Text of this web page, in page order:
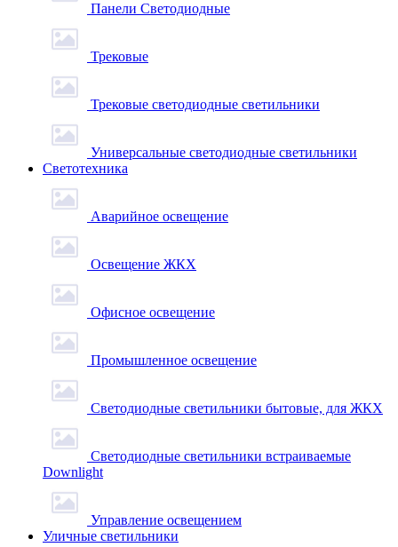
Панели Светодиодные
Трековые
Трековые светодиодные светильники
Универсальные светодиодные светильники
Светотехника
Аварийное освещение
Освещение ЖКХ
Офисное освещение
Промышленное освещение
Светодиодные светильники бытовые, для ЖКХ
Светодиодные светильники встраиваемые
Downlight
Управление освещением
Уличные светильники